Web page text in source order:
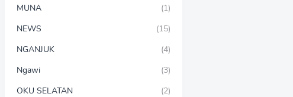
MUNA
(1)
NEWS
(15)
NGANJUK
(4)
Ngawi
(3)
OKU SELATAN
(2)